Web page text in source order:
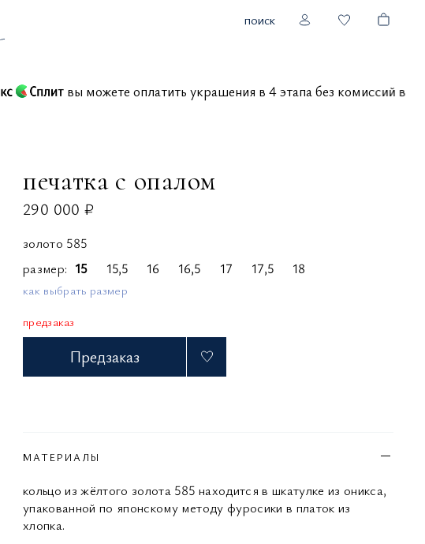
поиск
вы можете оплатить украшения в 4 этапа без
печатка с опалом
290 000 ₽
золото 585
размер
15 15,5 16 16,5 17 17,5 18
как выбрать размер
предзаказ
Предзаказ
МАТЕРИАЛЫ
кольцо из жёлтого золота 585 находится в шкатулке из оникса,
упакованной по японскому методу фуросики в платок из
хлопка.